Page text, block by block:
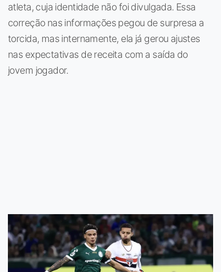
atleta, cuja identidade não foi divulgada. Essa
correção nas informações pegou de surpresa a
torcida, mas internamente, ela já gerou ajustes
nas expectativas de receita com a saída do
jovem jogador.